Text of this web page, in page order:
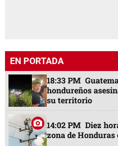
EN PORTADA
18:33 PM
hondureños
su territorio
14:02 PM Diez
zona de Honduras